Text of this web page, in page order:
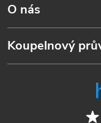
O nás
Koupelnový